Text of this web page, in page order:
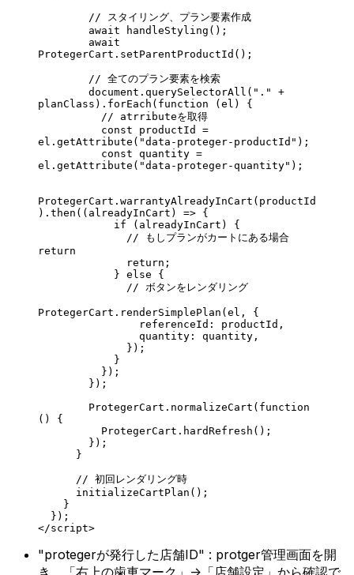
        // スタイリング、プラン要素作成
        await
handleStyling ();
        await
ProtegerCart. setParentProductId ();
        // 全てのプラン要素を検索
        document.
querySelectorAll ( "."
+
planClass). forEach ( function ( el ) {
          // atrributeを取得
          const
productId
=
el. getAttribute ( "data-proteger-productId" );
          const
quantity =
el. getAttribute ( "data-proteger-quantity" );
ProtegerCart. warrantyAlreadyInCart (productId
). then (( alreadyInCart ) => {
            if
(alreadyInCart) {
return
              return
;
            }
else {
              // ボタンをレンダリング
ProtegerCart. renderSimplePlan (el, {
                referenceId: productId,
                quantity: quantity,
              });
            }
          });
        });
        ProtegerCart.
normalizeCart ( function
() {
          ProtegerCart.
hardRefresh ();
        });
      }
      // 初回レンダリング時
      initializeCartPlan
();
    }
  });
</script>
"protegerが発行した店舗ID" : protger管理画面を開